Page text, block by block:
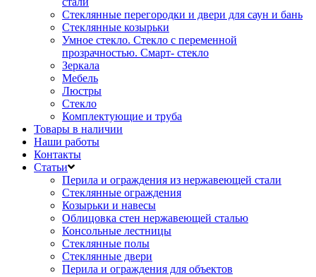
Стеклянные перегородки и двери для саун и бань
Стеклянные козырьки
Умное стекло. Стекло с переменной
прозрачностью. Смарт- стекло
Зеркала
Мебель
Люстры
Стекло
Комплектующие и труба
Товары в наличии
Наши работы
Контакты
Статьи
Перила и ограждения из нержавеющей стали
Стеклянные ограждения
Козырьки и навесы
Облицовка стен нержавеющей сталью
Консольные лестницы
Стеклянные полы
Стеклянные двери
Перила и ограждения для объектов